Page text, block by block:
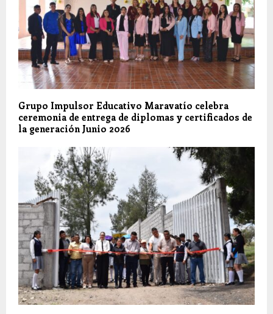
Grupo Impulsor Educativo Maravatío celebra
ceremonia de entrega de diplomas y certificados de
la generación Junio 2026